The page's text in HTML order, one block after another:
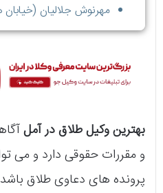
مهرنوش جلالیان (خیابان
بهترین وکیل طلاق در آمل
و مقررات حقوقی دارد و می
پرونده های دعاوی طلاق